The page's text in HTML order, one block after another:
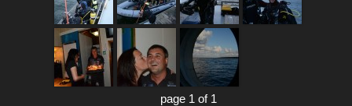
page 1 of 1